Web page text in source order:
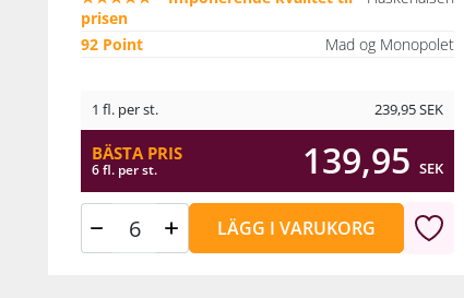
prisen
92 Point Mad og Monopolet
1 fl. per st. 239,95SEK
BÄSTA PRIS
6 fl. per st. 139,95 SEK
LÄGG I VARUKORG